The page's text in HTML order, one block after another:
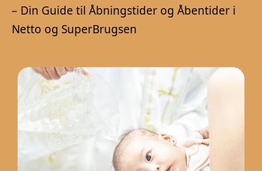
– Din Guide til Åbningstider og Åbentider i
Netto og SuperBrugsen